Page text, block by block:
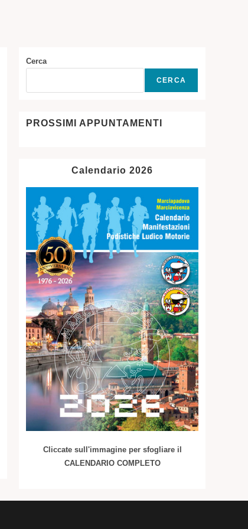
Cerca
CERCA
PROSSIMI APPUNTAMENTI
Calendario 2026
Cliccate sull'immagine per sfogliare il
CALENDARIO COMPLETO